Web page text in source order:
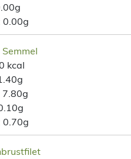
0.00g
kcal
7.80g
0.70g